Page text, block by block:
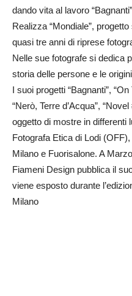
dando vita al lavoro
Realizza “Mondiale”,
quasi tre anni di riprese
Nelle sue fotografe si dedica
storia delle persone e le
I suoi progetti “Bagnanti”,
“Nerò, Terre d’Acqua”,
oggetto di mostre in differenti
Fotografa Etica di Lodi
Milano e Fuorisalone. A
Fiameni Design pubblica il
viene esposto durante
Milano